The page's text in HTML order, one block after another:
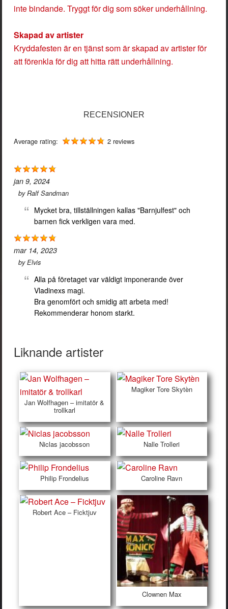
inte bindande. Tryggt för dig som söker underhållning.
Skapad av artister
Kryddafesten är en tjänst som är skapad av artister för
att förenkla för dig att hitta rätt underhållning.
RECENSIONER
Average rating: 2 reviews
jan 9, 2024
byRalf Sandman
Mycket bra, tillställningen kallas "Barnjulfest" och
barnen fick verkligen vara med.
mar 14, 2023
byElvis
Alla på företaget var väldigt imponerande över
Vladinexs magi.
Bra genomfört och smidig att arbeta med!
Rekommenderar honom starkt.
Liknande artister
Jan Wolfhagen – imitatör &
trollkarl
Magiker Tore Skytèn
Niclas jacobsson Nalle Trolleri
Philip Frondelius Caroline Ravn
Robert Ace – Ficktjuv
Clownen Max